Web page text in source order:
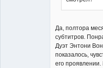
Да, полтора
субтитров.
Дуэт Энтони
показалось,
его